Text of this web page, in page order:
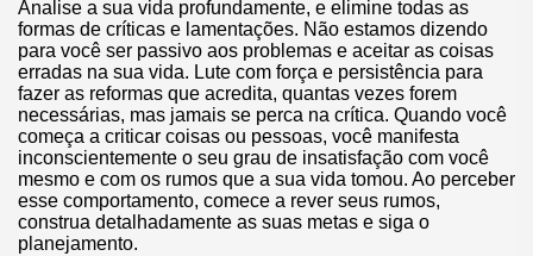
Analise a sua vida profundamente, e elimine todas as
formas de críticas e lamentações. Não estamos dizendo
para você ser passivo aos problemas e aceitar as coisas
erradas na sua vida. Lute com força e persistência para
fazer as reformas que acredita, quantas vezes forem
necessárias, mas jamais se perca na crítica. Quando você
começa a criticar coisas ou pessoas, você manifesta
inconscientemente o seu grau de insatisfação com você
mesmo e com os rumos que a sua vida tomou. Ao perceber
esse comportamento, comece a rever seus rumos,
construa detalhadamente as suas metas e siga o
planejamento.